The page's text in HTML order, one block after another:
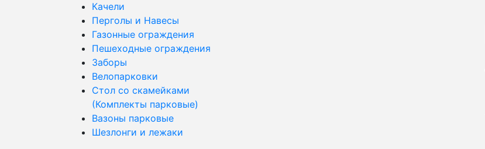
Качели
Перголы и Навесы
Газонные ограждения
Пешеходные ограждения
Заборы
Велопарковки
Стол со скамейками
(Комплекты парковые)
Вазоны парковые
Шезлонги и лежаки